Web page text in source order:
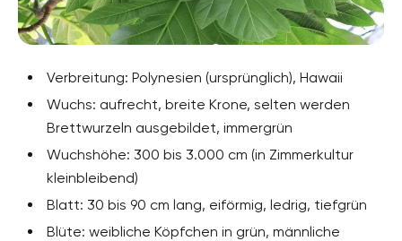
Verbreitung: Polynesien (ursprünglich), Hawaii
Wuchs: aufrecht, breite Krone, selten werden
Brettwurzeln ausgebildet, immergrün
Wuchshöhe: 300 bis 3.000 cm (in Zimmerkultur
kleinbleibend)
Blatt: 30 bis 90 cm lang, eiförmig, ledrig, tiefgrün
Blüte: weibliche Köpfchen in grün, männliche